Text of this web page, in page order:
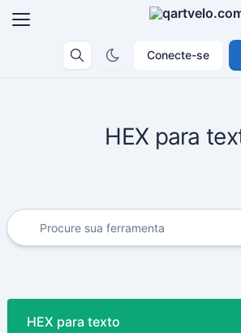
Conecte-se
HEX para
HEX para texto